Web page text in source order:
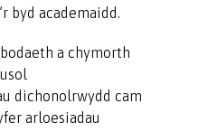
byd academaidd.
a chymorth
dichonolrwydd cam
arloesiadau